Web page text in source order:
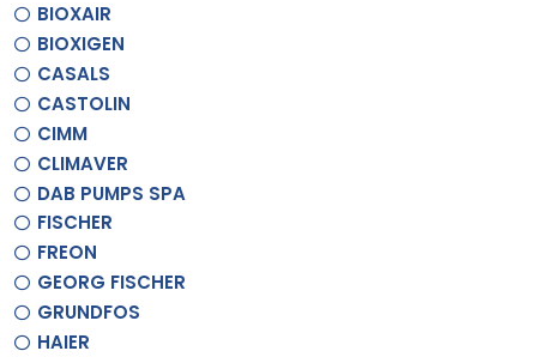
BIOXAIR
BIOXIGEN
CASALS
CASTOLIN
CIMM
CLIMAVER
DAB PUMPS SPA
FISCHER
FREON
GEORG FISCHER
GRUNDFOS
HAIER